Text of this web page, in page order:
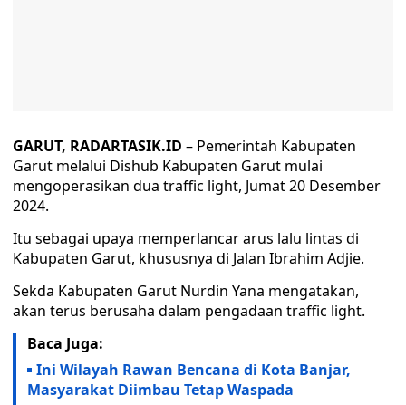
GARUT, RADARTASIK.ID – Pemerintah Kabupaten
Garut melalui Dishub Kabupaten Garut mulai
mengoperasikan dua traffic light, Jumat 20 Desember
2024.
Itu sebagai upaya memperlancar arus lalu lintas di
Kabupaten Garut, khususnya di Jalan Ibrahim Adjie.
Sekda Kabupaten Garut Nurdin Yana mengatakan,
akan terus berusaha dalam pengadaan traffic light.
Baca Juga:
Ini Wilayah Rawan Bencana di Kota Banjar,
Masyarakat Diimbau Tetap Waspada